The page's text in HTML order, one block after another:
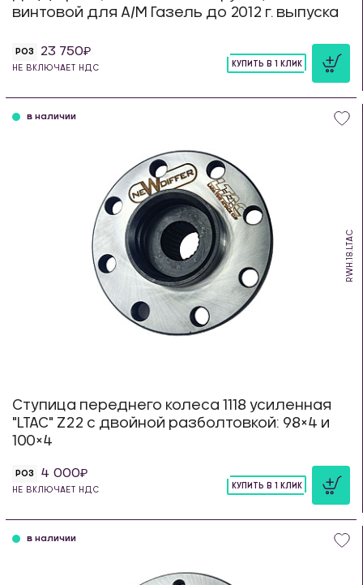
винтовой для А/М Газель до 2012 г. выпуска
РОЗ 23 750
НЕ ВКЛЮЧАЕТ НДС
КУПИТЬ В 1 КЛИК
RWH.18.LTAC
в наличии
Ступица переднего колеса 1118 усиленная
"LTAC" Z22 с двойной разболтовкой: 98×4 и
100×4
РОЗ 4 000
НЕ ВКЛЮЧАЕТ НДС
КУПИТЬ В 1 КЛИК
в наличии